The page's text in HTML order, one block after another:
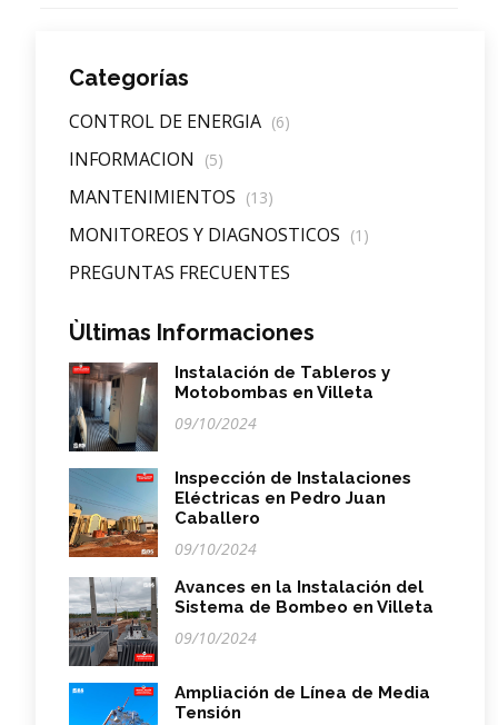
Categorías
CONTROL DE ENERGIA (6)
INFORMACION (5)
MANTENIMIENTOS (13)
MONITOREOS Y DIAGNOSTICOS (1)
PREGUNTAS FRECUENTES
Ùltimas Informaciones
Instalación de Tableros y
Motobombas en Villeta
09/10/2024
Inspección de Instalaciones
Eléctricas en Pedro Juan
Caballero
09/10/2024
Avances en la Instalación del
Sistema de Bombeo en Villeta
09/10/2024
Ampliación de Línea de Media
Tensión